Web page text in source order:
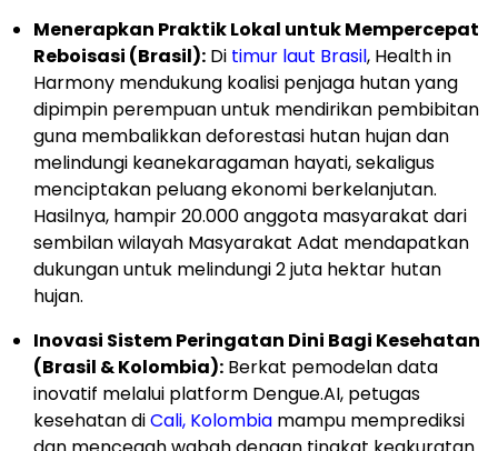
Menerapkan Praktik Lokal untuk Mempercepat
Reboisasi (Brasil): Di timur laut Brasil, Health in
Harmony mendukung koalisi penjaga hutan yang
dipimpin perempuan untuk mendirikan pembibitan
guna membalikkan deforestasi hutan hujan dan
melindungi keanekaragaman hayati, sekaligus
menciptakan peluang ekonomi berkelanjutan.
Hasilnya, hampir 20.000 anggota masyarakat dari
sembilan wilayah Masyarakat Adat mendapatkan
dukungan untuk melindungi 2 juta hektar hutan
hujan.
Inovasi Sistem Peringatan Dini Bagi Kesehatan
(Brasil & Kolombia): Berkat pemodelan data
inovatif melalui platform Dengue.AI, petugas
kesehatan diCali, Kolombia mampu memprediksi